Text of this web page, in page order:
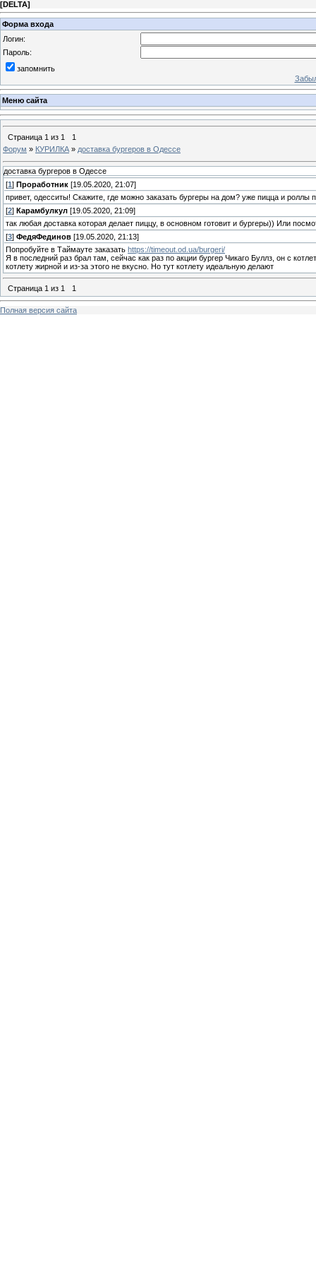
[DELTA]
Форма входа
Логин:
Пароль:
запомнить
Меню сайта
Страница 1 из 1
1
Форум » КУРИЛКА » доставка бургеров в Одессе
доставка бургеров в Одессе
[1 ] Проработник [19.05.2020, 21:07]
привет, одесситы! Скажите, где можно заказать бургеры на дом? уже пицца и роллы
[2] Карамбулкул [19.05.2020, 21:09]
так любая доставка которая делает пиццу, в основном готовит и бургеры)) Или
[3] ФедяФединов [19.05.2020, 21:13]
Попробуйте в Таймауте заказать https://timeout.od.ua/burgeri/
Я в последний раз брал там, сейчас как раз по акции бургер Чикаго Буллз, он с
котлету жирной и из-за этого не вкусно. Но тут котлету идеальную делают
Страница 1 из 1 1
Полная версия сайта